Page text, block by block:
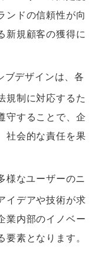
ンドの信頼性が向
新規顧客の獲得に
ブデザインは、各
規制に対応するた
守することで、企
社会的な責任を果
様なユーザーのニ
イデアや技術が求
業内部のイノベー
素となります。